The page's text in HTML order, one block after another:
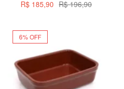
R$196,90
R$ 185,90
6% OFF